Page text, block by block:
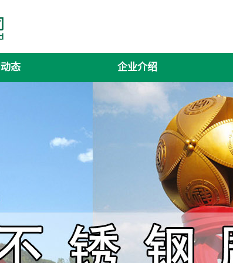
态 企业介绍